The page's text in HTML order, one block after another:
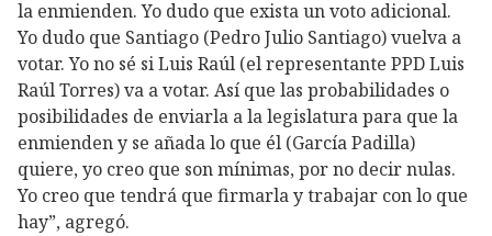
la enmienden. Yo dudo que exista un voto adicional.
Yo dudo que Santiago (Pedro Julio Santiago) vuelva a
votar. Yo no sé si Luis Raúl (el representante PPD Luis
Raúl Torres) va a votar. Así que las probabilidades o
posibilidades de enviarla a la legislatura para que la
enmienden y se añada lo que él (García Padilla)
quiere, yo creo que son mínimas, por no decir nulas.
Yo creo que tendrá que firmarla y trabajar con lo que
hay”, agregó.